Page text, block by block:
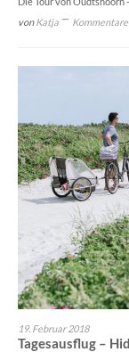
vonKatja Kommentare
19. Februar 2018
Tagesausflug –